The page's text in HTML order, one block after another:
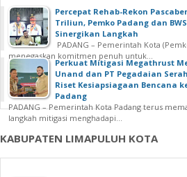
Percepat Rehab-Rekon
Triliun, Pemko Padang dan
Sinergikan Langkah
PADANG – Pemerintah Kota
menegaskan komitmen penuh untuk...
Perkuat Mitigasi Megathrust
Unand dan PT Pegadaian
Riset Kesiapsiagaan Bencana
Padang
PADANG – Pemerintah Kota Padang terus
langkah mitigasi menghadapi...
KABUPATEN LIMAPULUH KOTA